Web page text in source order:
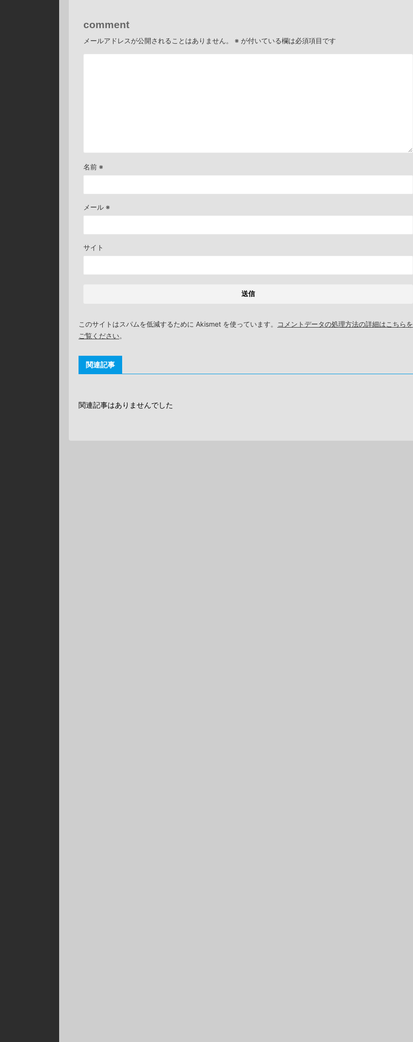
comment
メールアドレスが公開されることはありません。 ※ が付いている欄は必須項目です
名前 ※
メール ※
サイト
このサイトはスパムを低減するために Akismet を使っています。
コメントデータの処理方法の詳細はこちらを
ご覧ください。
関連記事
関連記事はありませんでした